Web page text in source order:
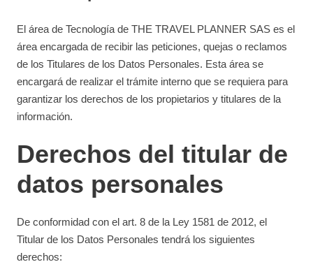
El área de Tecnología de THE TRAVEL PLANNER SAS es el
área encargada de recibir las peticiones, quejas o reclamos
de los Titulares de los Datos Personales. Esta área se
encargará de realizar el trámite interno que se requiera para
garantizar los derechos de los propietarios y titulares de la
información.
Derechos del titular de
datos personales
De conformidad con el art. 8 de la Ley 1581 de 2012, el
Titular de los Datos Personales tendrá los siguientes
derechos: